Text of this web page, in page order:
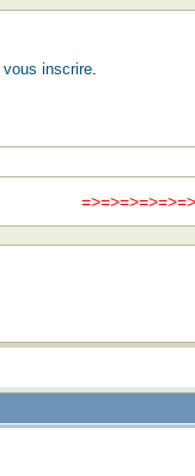
vous inscrire.
=>=>=>=>=>=>